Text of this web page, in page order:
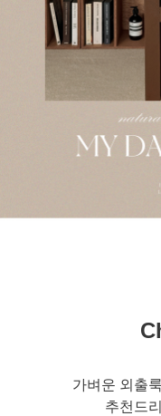
가벼운 외출
추천드